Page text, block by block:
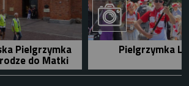
Pielgrzymka
do Matki
Pielgrzymka